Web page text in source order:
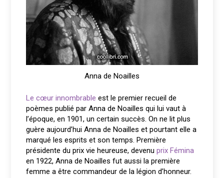
Anna de Noailles
Le cœur innombrable est le premier recueil de
poèmes publié par Anna de Noailles qui lui vaut à
l’époque, en 1901, un certain succès. On ne lit plus
guère aujourd’hui Anna de Noailles et pourtant elle a
marqué les esprits et son temps. Première
présidente du prix vie heureuse, devenu prix Fémina
en 1922, Anna de Noailles fut aussi la première
femme a être commandeur de la légion d’honneur.